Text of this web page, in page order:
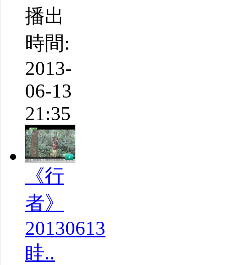
播出
時間:
2013-
06-13
21:35
《行
者》
20130613
眭..